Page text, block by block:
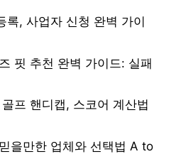
록, 사업자 신청 완벽 가이
핏 추천 완벽 가이드: 실패
프 핸디캡, 스코어 계산법
을만한 업체와 선택법 A to